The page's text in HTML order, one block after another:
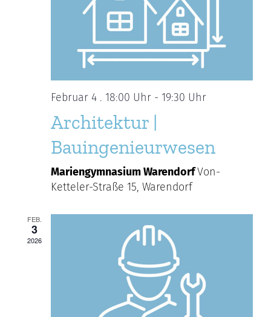
Februar 4 . 18:00 Uhr - 19:30 Uhr
Architektur |
Bauingenieurwesen
Mariengymnasium WarendorfVon-
Ketteler-Straße 15, Warendorf
FEB.
3
2026